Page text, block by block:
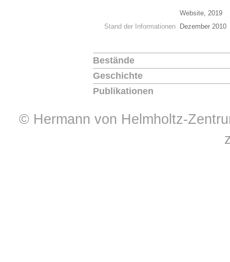
Website, 2019
Stand der Informationen
Dezember 2010
Bestände
Geschichte
Publikationen
© Hermann von Helmholtz-